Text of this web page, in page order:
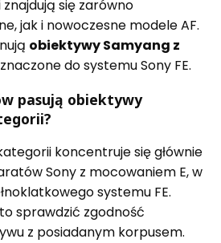
się zarówno
jak i nowoczesne modele AF.
obiektywy Samyang z
do systemu Sony FE.
pasują obiektywy
koncentruje się głównie
Sony z mocowaniem E, w
systemu FE.
sprawdzić zgodność
z posiadanym korpusem.